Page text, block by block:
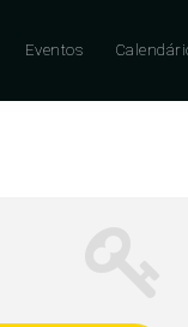
Eventos